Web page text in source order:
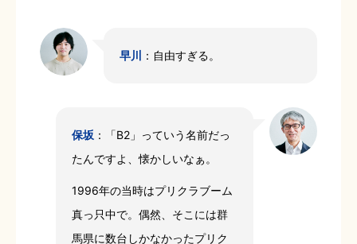
早川 ：自由すぎる。
保坂 ：「B2」っていう名前だっ
たんですよ、懐かしいなぁ。
1996年の当時はプリクラブーム
真っ只中で。偶然、そこには群
馬県に数台しかなかったプリク